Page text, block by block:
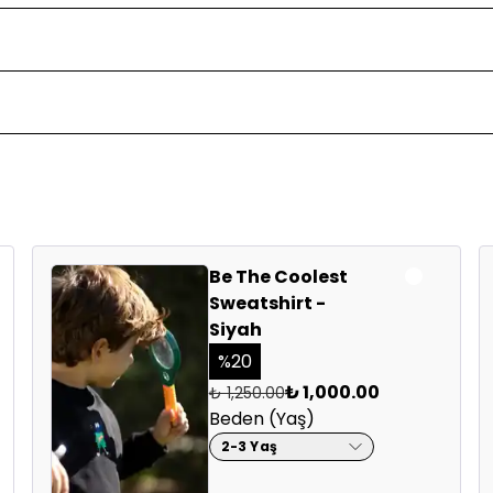
Be The Coolest
Sweatshirt -
Siyah
%20
₺ 1,250.00₺ 1,000.00
Beden (Yaş)
2-3 Yaş